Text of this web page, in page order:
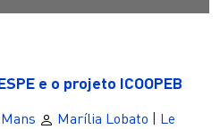
e o projeto ICOOPEB
Marília Lobato
Le